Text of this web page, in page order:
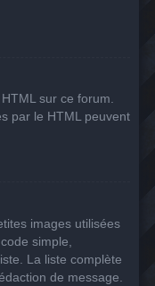
sur ce forum.
par le HTML peuvent
images utilisées
simple,
La liste complète
de message.